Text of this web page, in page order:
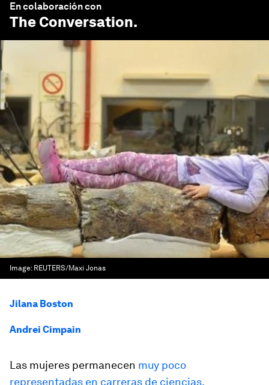
En colaboración con
The Conversation.
Image: REUTERS/Maxi Jonas
Jilana Boston
Andrei Cimpain
Las mujeres permanecen muy poco
representadas en carreras de ciencias,